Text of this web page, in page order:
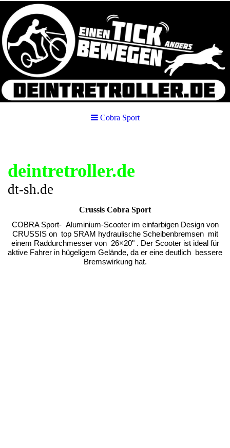
Cobra Sport
deintretroller.de
dt-sh.de
Crussis Cobra Sport
COBRA Sport- Aluminium-Scooter im einfarbigen Design von
CRUSSIS on top SRAM hydraulische Scheibenbremsen mit
einem Raddurchmesser von 26×20" . Der Scooter ist ideal für
aktive Fahrer in hügeligem Gelände, da er eine deutlich bessere
Bremswirkung hat.